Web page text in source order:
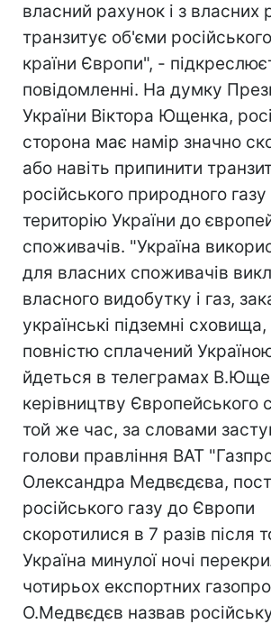
власний рахунок і з власних
транзитує об'єми
країни Європи", -
повідомленні. На думку
України Віктора Ющенка,
сторона має намір значно
або навіть припинити
російського природного
територію України до
споживачів. "Україна
для власних споживачів
власного видобутку і газ,
українські підземні
повністю сплачений
йдеться в телеграмах
керівництву Європейського
той же час, за словами
голови правління ВАТ
Олександра Медвєдєва,
російського газу до Європи
скоротилися в 7 разів після
Україна минулої ночі
чотирьох експортних
О.Медвєдєв назвав